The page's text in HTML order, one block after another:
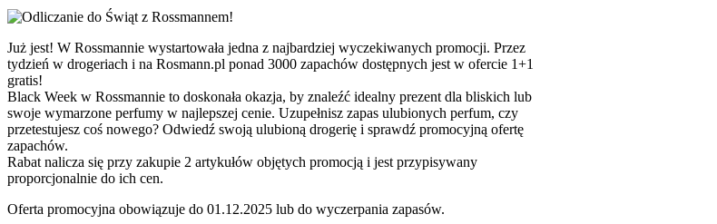
Już jest! W Rossmannie wystartowała jedna z najbardziej wyczekiwanych promocji. Przez
tydzień w drogeriach i na Rosmann.pl ponad 3000 zapachów dostępnych jest w ofercie 1+1
gratis!
Black Week w Rossmannie to doskonała okazja, by znaleźć idealny prezent dla bliskich lub
swoje wymarzone perfumy w najlepszej cenie. Uzupełnisz zapas ulubionych perfum, czy
przetestujesz coś nowego? Odwiedź swoją ulubioną drogerię i sprawdź promocyjną ofertę
zapachów.
Rabat nalicza się przy zakupie 2 artykułów objętych promocją i jest przypisywany
proporcjonalnie do ich cen.
Oferta promocyjna obowiązuje do 01.12.2025 lub do wyczerpania zapasów.